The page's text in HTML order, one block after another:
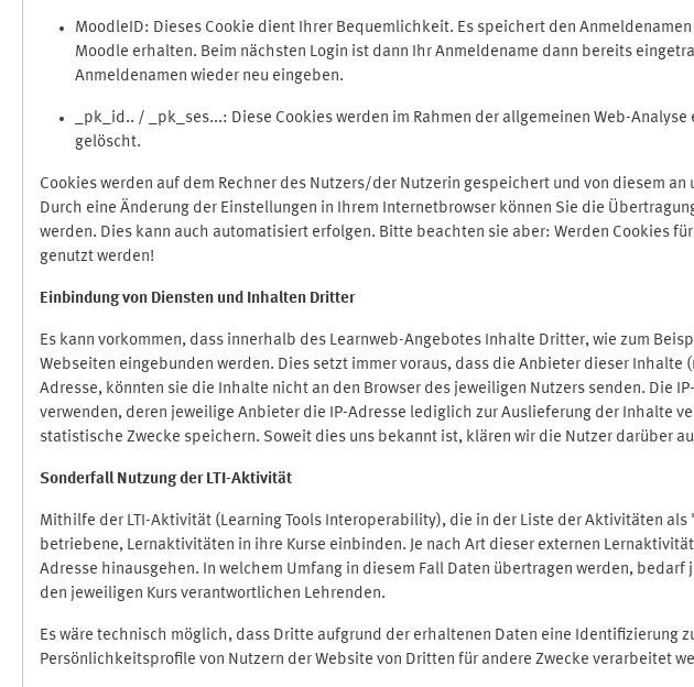
MoodleID: Dieses Cookie dient Ihrer Bequemlichkeit. Es speichert den
Moodle erhalten. Beim nächsten Login ist dann Ihr Anmeldename dann bereits
Anmeldenamen wieder neu eingeben.
_pk_id.. / _pk_ses...: Diese Cookies werden im Rahmen der allgemeinen Web-
gelöscht.
Cookies werden auf dem Rechner des Nutzers/der Nutzerin gespeichert und von diesem
Durch eine Änderung der Einstellungen in Ihrem Internetbrowser können Sie die
werden. Dies kann auch automatisiert erfolgen. Bitte beachten sie aber: Werden Cookies
genutzt werden!
Einbindung von Diensten und Inhalten Dritter
Es kann vorkommen, dass innerhalb des Learnweb-Angebotes Inhalte Dritter, wie zum
Webseiten eingebunden werden. Dies setzt immer voraus, dass die Anbieter dieser
Adresse, könnten sie die Inhalte nicht an den Browser des jeweiligen Nutzers senden. Die
verwenden, deren jeweilige Anbieter die IP-Adresse lediglich zur Auslieferung der Inhalte
statistische Zwecke speichern. Soweit dies uns bekannt ist, klären wir die Nutzer darüber
Sonderfall Nutzung der LTI-Aktivität
Mithilfe der LTI-Aktivität (Learning Tools Interoperability), die in der Liste der Aktivitäten
betriebene, Lernaktivitäten in ihre Kurse einbinden. Je nach Art dieser externen
Adresse hinausgehen. In welchem Umfang in diesem Fall Daten übertragen werden,
den jeweiligen Kurs verantwortlichen Lehrenden.
Es wäre technisch möglich, dass Dritte aufgrund der erhaltenen Daten eine Identifizierung
Persönlichkeitsprofile von Nutzern der Website von Dritten für andere Zwecke verarbeitet